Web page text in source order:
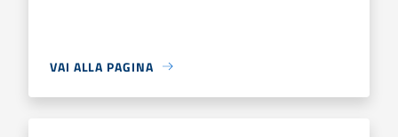
VAI ALLA PAGINA